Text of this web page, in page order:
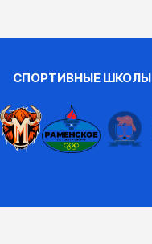
СПОРТИВНЫЕ ШКОЛЫ